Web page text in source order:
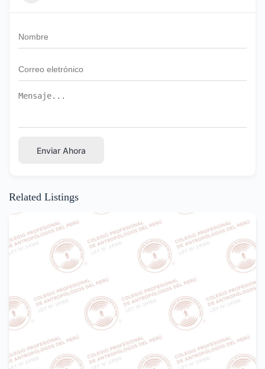
Enviar Ahora
Related Listings